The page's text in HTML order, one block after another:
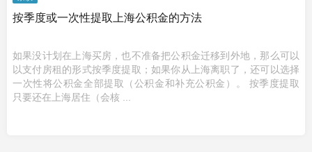
按季度或一次性提取上海公积金的方法
如果没计划在上海买房，也不准备把公积金迁移到外地，那么可以
以支付房租的形式按季度提取；如果你从上海离职了，还可以选择
一次性将公积金全部提取（公积金和补充公积金）。 按季度提取
只要还在上海居住（会核 ...